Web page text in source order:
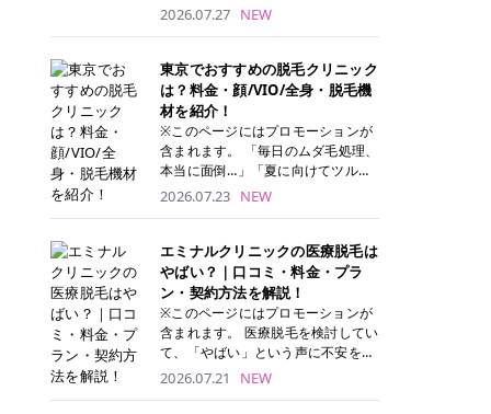
ナーパッド」は、化粧水や美容液を
トナーパッドは洗顔後に肌をやさし
く拭き取ることで、古い角質や余分
な皮脂汚れをオフしながら、うるお
いを与えられるのが特徴✨ さらに、
気になる部分には数分のせて部分用
パックとしても使用できるため、1
両方を叶えられます。 韓国コスメブ
ランドを中心に人気を集めていまし
たが、現在では日本でも定番のスキ
ンケアアイテムとして幅広い世代に
愛用されています。 トナーパッドの
特徴 トナーパッドと拭き取り化粧水
の違い 「トナーパッド」と「拭き取
り化粧水」はどちらも洗顔後に使用
するスキンケアアイテムですが、使
い方や特徴に違いがあります。 トナ
ーパッドは、化粧水があらかじめパ
2026.07.27 NEW
東京でおすすめの脱毛クリニック
は？料金・顔/VIO/全身・脱毛機
材を紹介！
※このページにはプロモーションが
含まれます。 「毎日のムダ毛処理、
本当に面倒…」「夏に向けてツルツ
ル肌になりたい！」 そう思って東京
べばいいの？と迷ってしまいますよ
ね。 この記事では、医療脱毛の基本
から、東京で特に通いやすいフレイ
アクリニック・レジーナクリニッ
ク・エミナルクリニック・リゼクリ
ニックの4院について、分かりやす
リニックを見つけて、面倒な自己処
理から卒業しちゃいましょう♪ クリ
2026.07.23 NEW
エミナルクリニックの医療脱毛は
やばい？｜口コミ・料金・プラ
ン・契約方法を解説！
※このページにはプロモーションが
含まれます。 医療脱毛を検討してい
て、「やばい」という声に不安を抱
える方も多いのではないでしょう
2026.07.21 NEW